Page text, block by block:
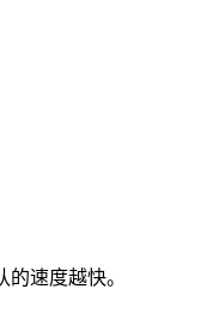
速度越快。